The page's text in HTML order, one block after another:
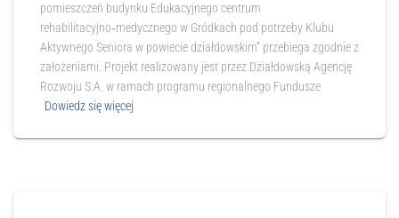
pomieszczeń budynku Edukacyjnego centrum
rehabilitacyjno‑medycznego w Gródkach pod potrzeby Klubu
Aktywnego Seniora w powiecie działdowskim” przebiega zgodnie z
założeniami. Projekt realizowany jest przez Działdowską Agencję
Rozwoju S.A. w ramach programu regionalnego Fundusze
Dowiedz się więcej